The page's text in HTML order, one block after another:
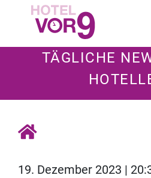
TÄGLICHE
19. Dezember 2023 |